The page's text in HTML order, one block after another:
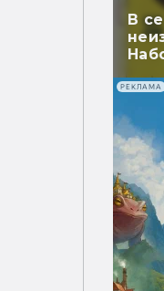
В
РЕКЛАМА